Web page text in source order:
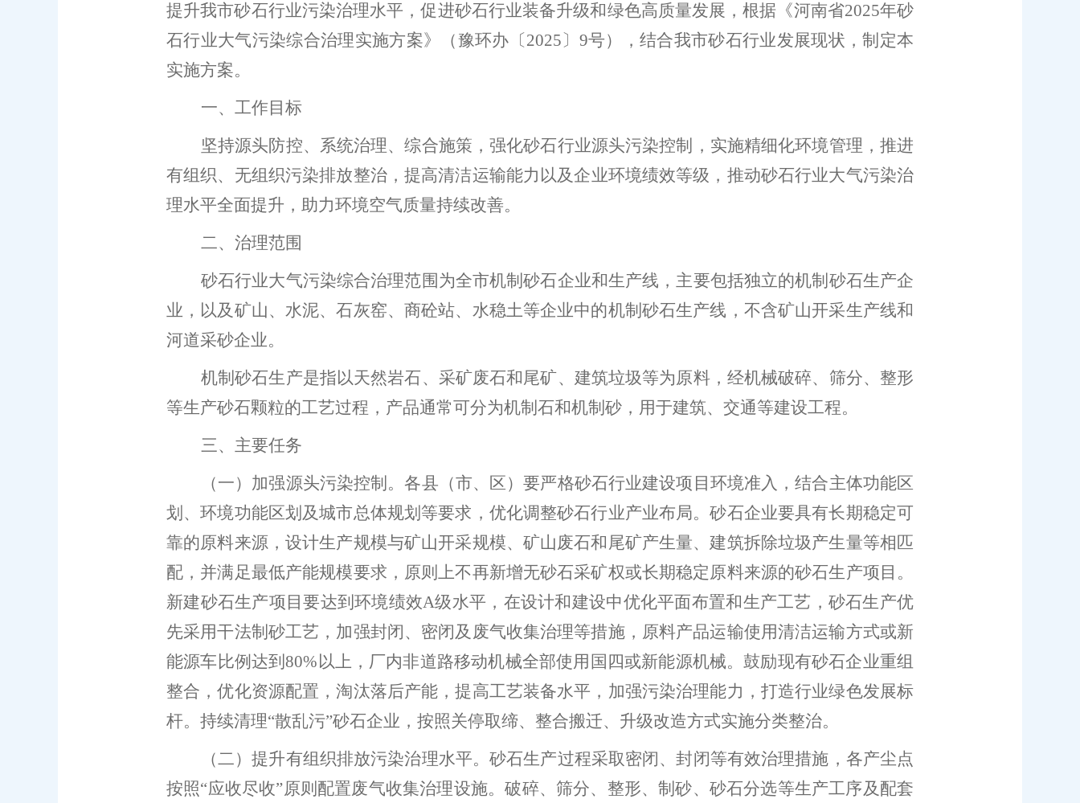
提升我市砂石行业污染治理水平，促进砂石行业装备升级和绿色高质量发展，根据《河南省2025年砂
石行业大气污染综合治理实施方案》（豫环办〔2025〕 9号），结合我市砂石行业发展现状，制定本
实施方案。
一、工作目标
坚持源头防控、系统治理、综合施策，强化砂石行业源头污染控制，实施精细化环境管理，推进
有组织、无组织污染排放整治，提高清洁运输能力 以及企业环境绩效等级，推动砂石行业大气污染治
理水平全面提升， 助力环境空气质量持续改善。
二、治理范围
砂石行业大气污染综合治理范围为全市机制砂石企业和生产线，主要包括独立的机制砂石生产企
业，以及矿山、水泥、石灰窑、商砼站、水稳土等企业中的机制砂石生产线，不含矿山开采生产线和
河道采砂企业。
机制砂石生产是指以天然岩石、采矿废石和尾矿、建筑垃圾等为原料，经机械破碎、筛分、整形
等生产砂石颗粒的工艺过程，产品通常可分为机制石和机制砂，用于建筑、交通等建设工程。
三、主要任务
（一）加强源头污染控制。各县（市、区）要严格砂石行业建设项目环境准入，结合主体功能区
划、环境功能区划及城市总体规划等要求，优化调整砂石行业产业布局。砂石企业要具有长期稳定可
靠的原料来源，设计生产规模与矿山开采规模、矿山废石和尾矿产生量、建筑拆除垃圾产生量等相匹
配，并满足最低产能规模要求，原则上不再新增无砂石采矿权或长期稳定原料来源的砂石生产项目。
新建砂石生产项目要达到环境绩效A级水平，在设计和建设中优化平面布置和生产工艺，砂石生产优
先采用干法制砂工艺，加强封闭、密闭及废气收集治理等措施，原料产品运输使用清洁运输方式或新
能源车比例达到80% 以上，厂内非道路移动机械全部使用国四或新能源机械。鼓励现有砂石企业重组
整合，优化资源配置，淘汰落后产能，提高工艺装备水平，加强污染治理能力，打造行业绿色发展标
杆。持续清理“散乱污”砂石企业，按照关停取缔、整合搬迁、升级改造方式实施分类整治。
（二）提升有组织排放污染治理水平。砂石生产过程采取密闭、封闭等有效治理措施，各产尘点
按照“应收尽收”原则配置废气收集治理设施。破碎、筛分、整形、制砂、砂石分选等生产工序及配套